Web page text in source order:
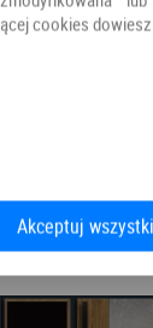
cookies
Akceptuj